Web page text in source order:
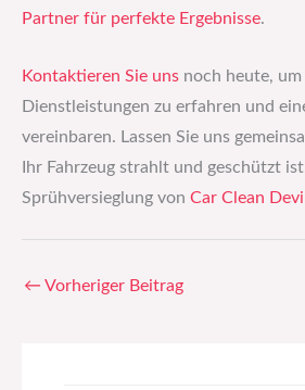
Partner für perfekte Ergebnisse.
Kontaktieren Sie uns noch heute,
Dienstleistungen zu erfahren und
vereinbaren. Lassen Sie uns
Ihr Fahrzeug strahlt und geschützt
Sprühversieglung von Car Clean
← Vorheriger Beitrag